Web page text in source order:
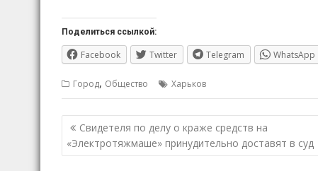
Поделиться ссылкой:
Facebook Twitter Telegram WhatsApp
Город, Общество Харьков
Навигация
по
записям
Свидетеля по делу о краже средств на
«Электротяжмаше» принудительно доставят в суд